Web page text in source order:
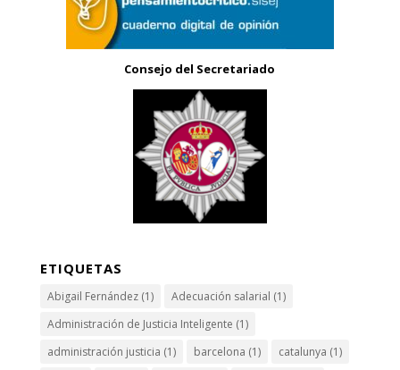
Consejo del Secretariado
ETIQUETAS
Abigail Fernández(1) Adecuación salarial (1)
Administración de Justicia Inteligente (1)
administración justicia (1) barcelona (1) catalunya (1)